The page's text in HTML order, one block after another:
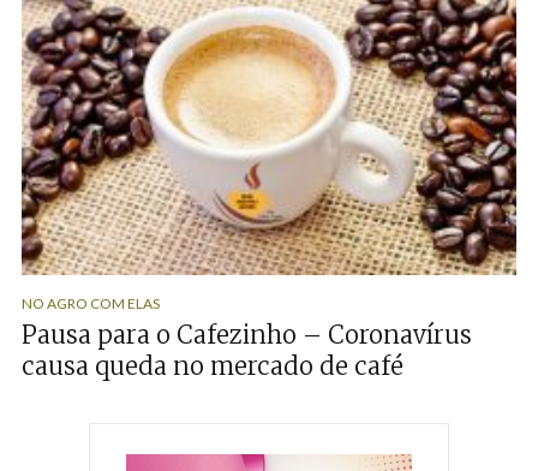
NO AGRO COM ELAS
Pausa para o Cafezinho – Coronavírus
causa queda no mercado de café